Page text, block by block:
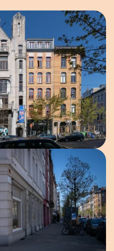
Open afbeelding in popup
Open afbeelding in popup